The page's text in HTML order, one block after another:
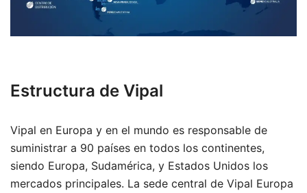
Estructura de Vipal
Vipal en Europa y en el mundo es responsable de
suministrar a 90 países en todos los continentes,
siendo Europa, Sudamérica, y Estados Unidos los
mercados principales. La sede central de Vipal Europa